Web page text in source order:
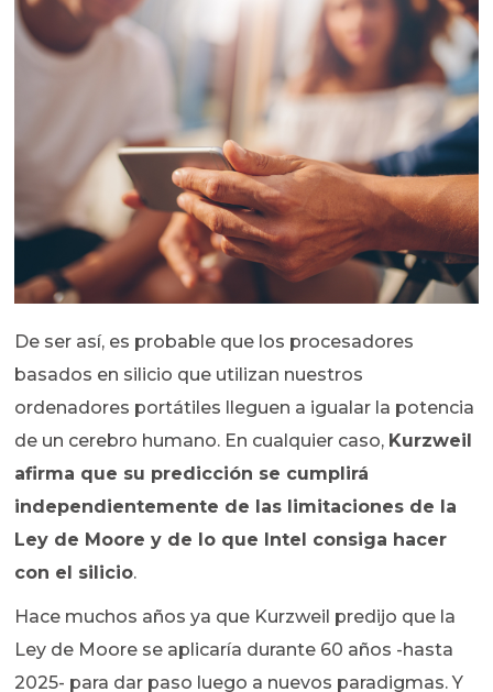
De ser así, es probable que los procesadores
basados en silicio que utilizan nuestros
ordenadores portátiles lleguen a igualar la potencia
de un cerebro humano. En cualquier caso, Kurzweil
afirma que su predicción se cumplirá
independientemente de las limitaciones de la
Ley de Moore y de lo que Intel consiga hacer
con el silicio.
Hace muchos años ya que Kurzweil predijo que la
Ley de Moore se aplicaría durante 60 años -hasta
2025- para dar paso luego a nuevos paradigmas. Y